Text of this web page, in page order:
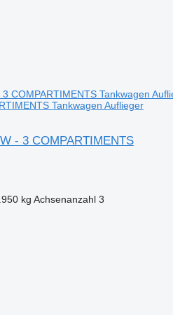
Tankwagen Auflieger
- 3 COMPARTIMENTS
kg Achsenanzahl 3